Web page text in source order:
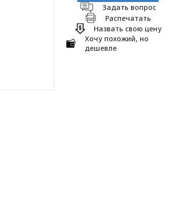
Задать вопрос
Распечатать
Назвать свою цену
Хочу похожий, но
дешевле